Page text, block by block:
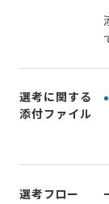
選考に関する
添付ファイル
選考フロー